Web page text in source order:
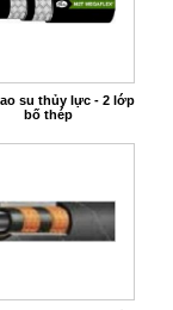
su thủy lực - 2 lớp
bố thép